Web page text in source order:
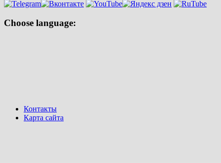
Choose language:
Контакты
Карта сайта